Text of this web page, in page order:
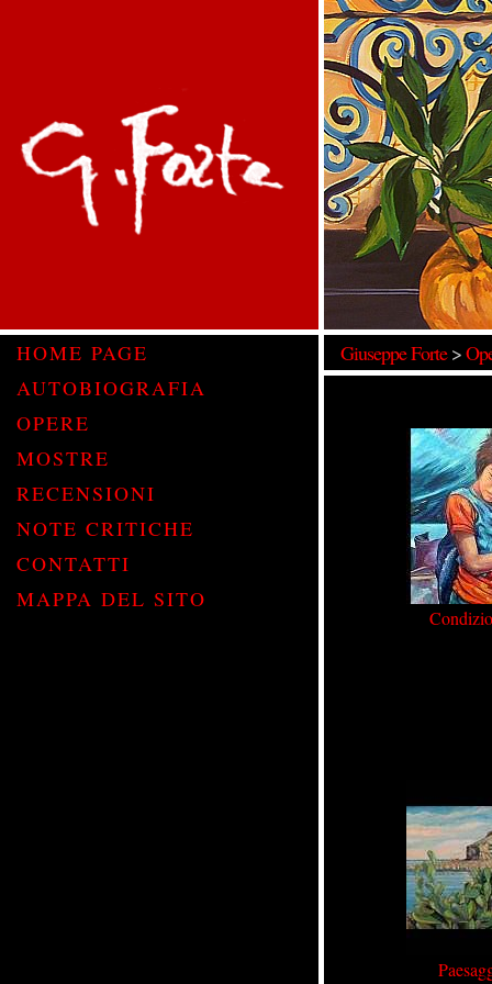
Giuseppe Forte>
HOME PAGE
AUTOBIOGRAFIA
OPERE
MOSTRE
RECENSIONI
NOTE CRITICHE
CONTATTI
MAPPA DEL SITO